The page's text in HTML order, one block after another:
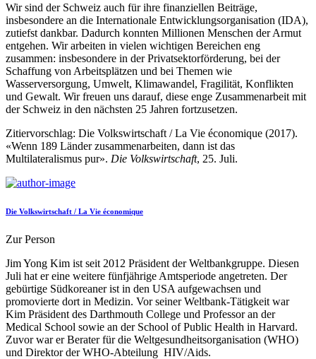
Wir sind der Schweiz auch für ihre finanziellen Beiträge,
insbesondere an die Internationale Entwicklungsorganisation (IDA),
zutiefst dankbar. Dadurch konnten Millionen Menschen der Armut
entgehen. Wir arbeiten in vielen wichtigen Bereichen eng
zusammen: insbesondere in der Privatsektorförderung, bei der
Schaffung von Arbeitsplätzen und bei Themen wie
Wasserversorgung, Umwelt, Klimawandel, Fragilität, Konflikten
und Gewalt. Wir freuen uns darauf, diese enge Zusammenarbeit mit
der Schweiz in den nächsten 25 Jahren fortzusetzen.
Zitiervorschlag: Die Volkswirtschaft / La Vie économique (2017).
«Wenn 189 Länder zusammenarbeiten, dann ist das
Multilateralismus pur». Die Volkswirtschaft, 25. Juli.
Die Volkswirtschaft / La Vie économique
Zur Person
Jim Yong Kim ist seit 2012 Präsident der Weltbankgruppe. Diesen
Juli hat er eine weitere fünfjährige Amtsperiode angetreten. Der
gebürtige Südkoreaner ist in den USA aufgewachsen und
promovierte dort in Medizin. Vor seiner Weltbank-Tätigkeit war
Kim Präsident des Darthmouth College und Professor an der
Medical School sowie an der School of Public Health in Harvard.
Zuvor war er Berater für die Weltgesundheitsorganisation (WHO)
und Direktor der WHO-Abteilung HIV/Aids.